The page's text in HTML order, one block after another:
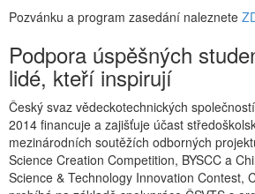
Pozvánku a program zasedání naleznete
Podpora úspěšných
lidé, kteří inspirují
Český svaz vědeckotechnických
2014 financuje a zajišťuje účast
mezinárodních soutěžích odborných
Science Creation Competition, BYSCC a
Science & Technology Innovation Contest,